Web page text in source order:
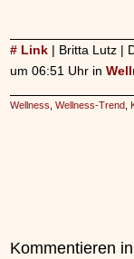
# Link | Britta Lutz |
um 06:51 Uhr in
Wellness Wellness-Trend
Kommentieren